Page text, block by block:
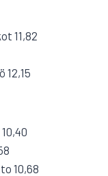
11,82
12,15
10,68